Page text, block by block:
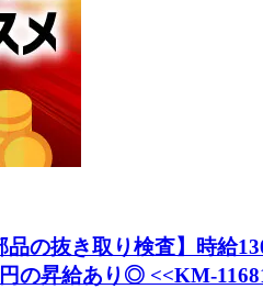
の抜き取り検査】時給
の昇給あり◎ <<KM-